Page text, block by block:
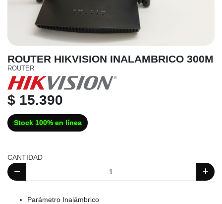
ROUTER HIKVISION INALAMBRICO 300M
ROUTER
$ 15.390
Stock 100% en línea
CANTIDAD
Parámetro Inalámbrico